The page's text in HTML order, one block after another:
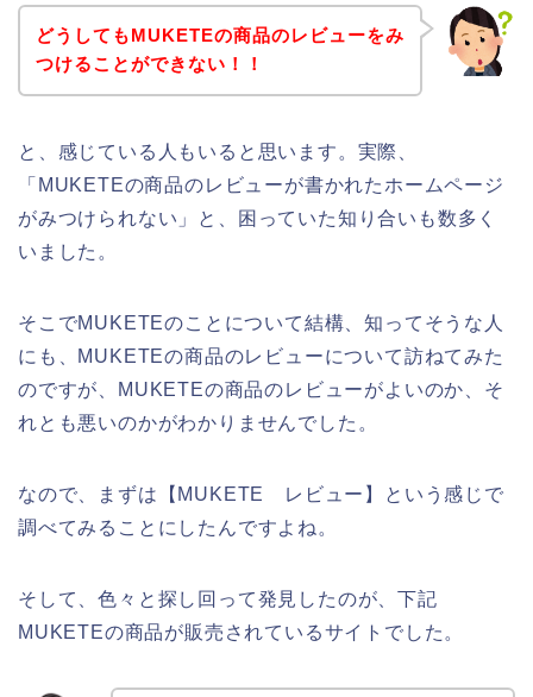
どうしてもMUKETEの商品のレビューをみ
つけることができない！！
と、感じている人もいると思います。実際、
「MUKETEの商品のレビューが書かれたホームページ
がみつけられない」と、困っていた知り合いも数多く
いました。
そこでMUKETEのことについて結構、知ってそうな人
にも、MUKETEの商品のレビューについて訪ねてみた
のですが、MUKETEの商品のレビューがよいのか、そ
れとも悪いのかがわかりませんでした。
なので、まずは【MUKETE レビュー】という感じで
調べてみることにしたんですよね。
そして、色々と探し回って発見したのが、下記
MUKETEの商品が販売されているサイトでした。